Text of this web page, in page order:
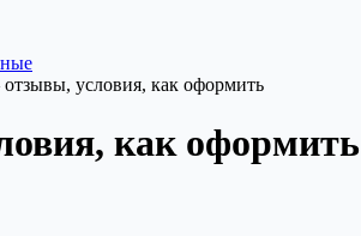
условия, как оформить
как оформить